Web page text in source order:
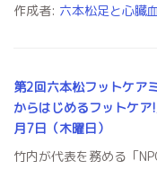
作成者: 六本松足と心臓
第2回六本松フットケア
からはじめるフットケ
月7日（木曜日）
竹内が代表を務める「